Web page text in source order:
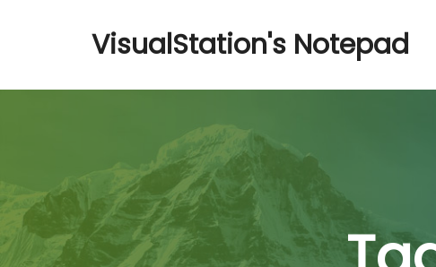
VisualStation's Notepad